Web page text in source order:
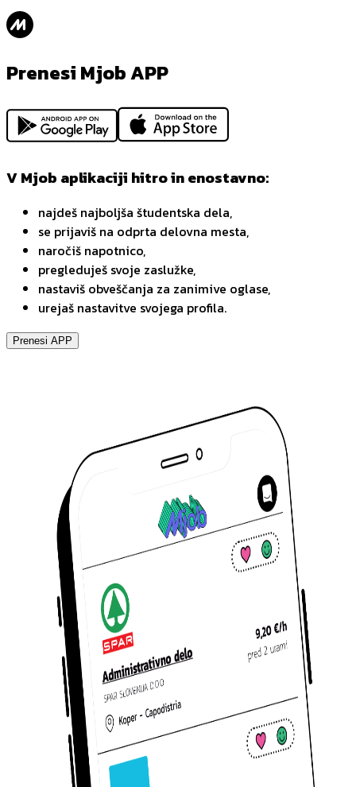
Prenesi Mjob APP
V Mjob aplikaciji hitro in enostavno:
najdeš najboljša študentska dela,
se prijaviš na odprta delovna mesta,
naročiš napotnico,
pregleduješ svoje zaslužke,
nastaviš obveščanja za zanimive oglase,
urejaš nastavitve svojega profila.
Prenesi APP